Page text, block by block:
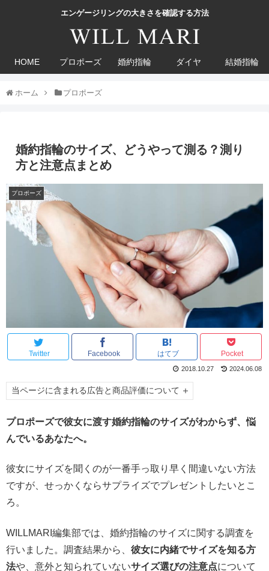
エンゲージリングの大きさを確認する方法
HOME プロポーズ 婚約指輪 ダイヤ 結婚指輪
ホーム プロポーズ
婚約指輪のサイズ、どうやって測る？測り
方と注意点まとめ
プロポーズ
Twitter Facebook はてブ Pocket
2024.06.08
2018.10.27
当ページに含まれる広告と商品評価について
プロポーズで彼女に渡す婚約指輪のサイズがわからず、悩
んでいるあなたへ。
彼女にサイズを聞くのが一番手っ取り早く間違いない方法
ですが、せっかくならサプライズでプレゼントしたいとこ
ろ。
WILLMARI編集部では、婚約指輪のサイズに関する調査を
行いました。調査結果から、 彼女に内緒でサイズを知る方
法や、意外と知られていないサイズ選びの注意点について